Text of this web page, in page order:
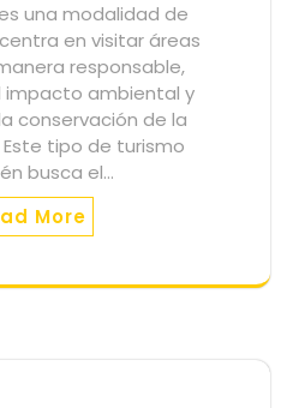
en visitar áreas
responsable,
impacto ambiental y
conservación de la
tipo de turismo
busca el…
More